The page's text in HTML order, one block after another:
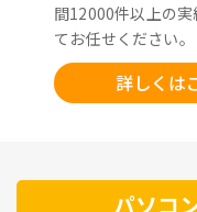
間12000件以上の
てお任せください。
詳しくは
パソコ